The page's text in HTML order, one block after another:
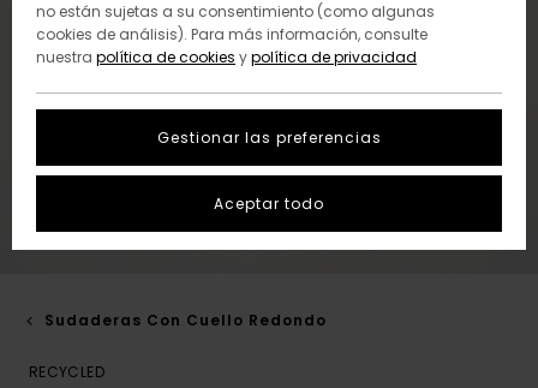
Sudaderas Con Cuello Redondo
RECYCLED
no están sujetas a su consentimiento (como algunas
cookies de análisis). Para más información, consulte
nuestra política de cookies ypolítica de privacidad
Gestionar las preferencias
Aceptar todo